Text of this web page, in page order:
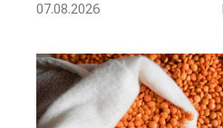
07.08.2026